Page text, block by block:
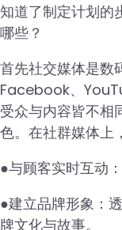
知道了制定计划的
哪些？
首先社交媒体是数
Facebook、
受众与内容皆不相
色。在社群媒体上
●与顾客实时互动
●建立品牌形象：
牌文化与故事。